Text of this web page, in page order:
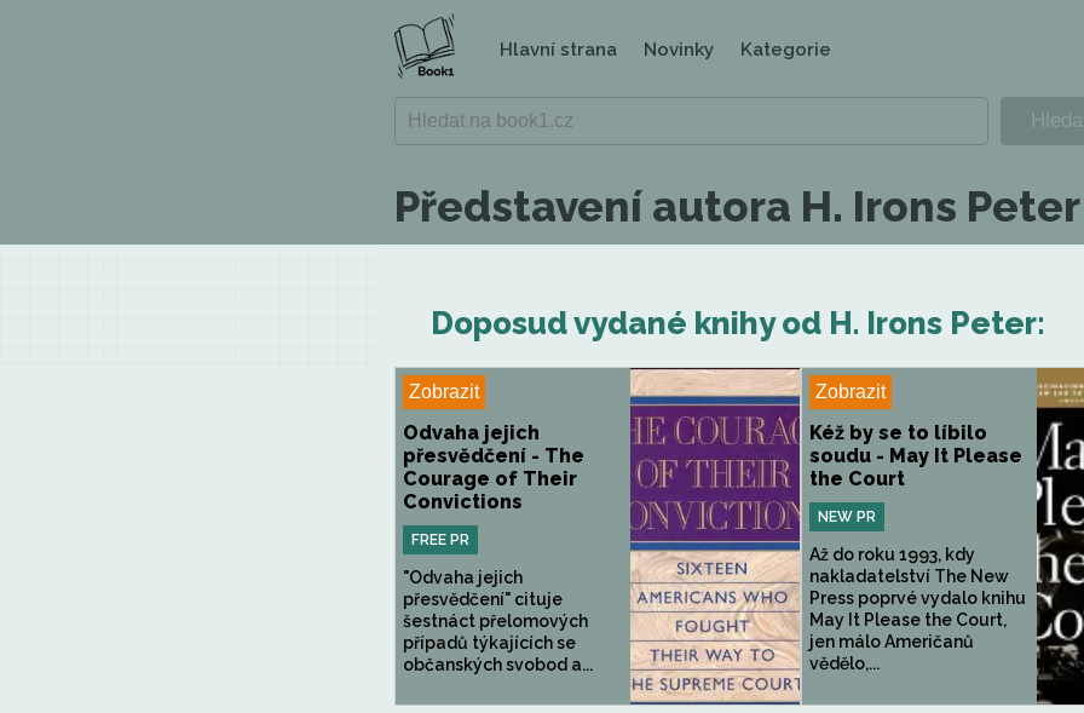
Hlavní strana Novinky Kategorie
Představení autora H. Irons
Doposud vydané knihy od H. Irons Peter:
Zobrazit
Odvaha jejich
přesvědčení - The
Courage of Their
Convictions
FREE PR
"Odvaha jejich
přesvědčení" cituje
šestnáct přelomových
případů týkajících se
občanských svobod a...
Zobrazit
Kéž by se to líbilo
soudu - May It Please
the Court
NEW PR
Až do roku 1993, kdy
nakladatelství The New
Press poprvé vydalo knihu
May It Please the Court,
jen málo Američanů
vědělo,...